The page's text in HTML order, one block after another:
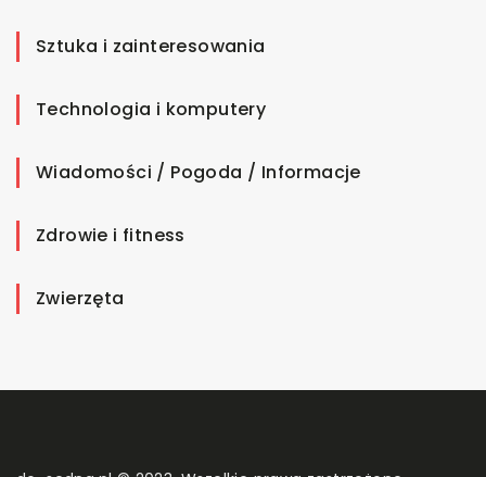
Sztuka i zainteresowania
Technologia i komputery
Wiadomości / Pogoda / Informacje
Zdrowie i fitness
Zwierzęta